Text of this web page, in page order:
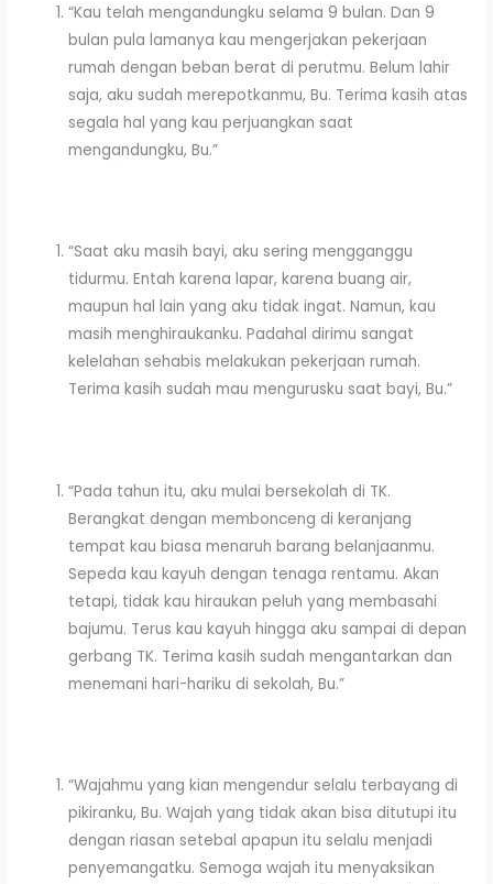
“Kau telah mengandungku selama 9 bulan. Dan 9
bulan pula lamanya kau mengerjakan pekerjaan
rumah dengan beban berat di perutmu. Belum lahir
saja, aku sudah merepotkanmu, Bu. Terima kasih atas
segala hal yang kau perjuangkan saat
mengandungku, Bu.”
“Saat aku masih bayi, aku sering mengganggu
tidurmu. Entah karena lapar, karena buang air,
maupun hal lain yang aku tidak ingat. Namun, kau
masih menghiraukanku. Padahal dirimu sangat
kelelahan sehabis melakukan pekerjaan rumah.
Terima kasih sudah mau mengurusku saat bayi, Bu.”
“Pada tahun itu, aku mulai bersekolah di TK.
Berangkat dengan membonceng di keranjang
tempat kau biasa menaruh barang belanjaanmu.
Sepeda kau kayuh dengan tenaga rentamu. Akan
tetapi, tidak kau hiraukan peluh yang membasahi
bajumu. Terus kau kayuh hingga aku sampai di depan
gerbang TK. Terima kasih sudah mengantarkan dan
menemani hari-hariku di sekolah, Bu.”
“Wajahmu yang kian mengendur selalu terbayang di
pikiranku, Bu. Wajah yang tidak akan bisa ditutupi itu
dengan riasan setebal apapun itu selalu menjadi
penyemangatku. Semoga wajah itu menyaksikan